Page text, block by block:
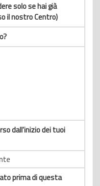
solo se hai già
il nostro Centro)
dall'inizio dei tuoi
prima di questa